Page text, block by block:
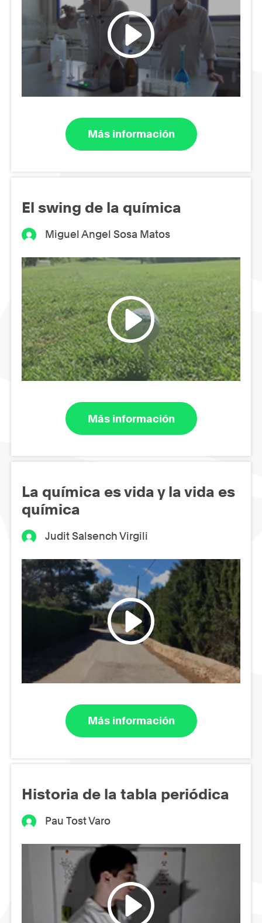
Más información
El swing de la química
Miguel Angel Sosa Matos
Más información
La química es vida y la vida es
química
Judit Salsench Virgili
Más información
Historia de la tabla periódica
Pau Tost Varo